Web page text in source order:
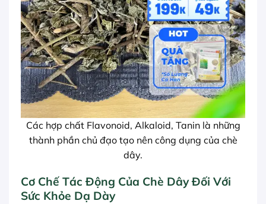
Các hợp chất Flavonoid, Alkaloid, Tanin là những
thành phần chủ đạo tạo nên công dụng của chè
dây.
Cơ Chế Tác Động Của Chè Dây Đối Với
Sức Khỏe Dạ Dày